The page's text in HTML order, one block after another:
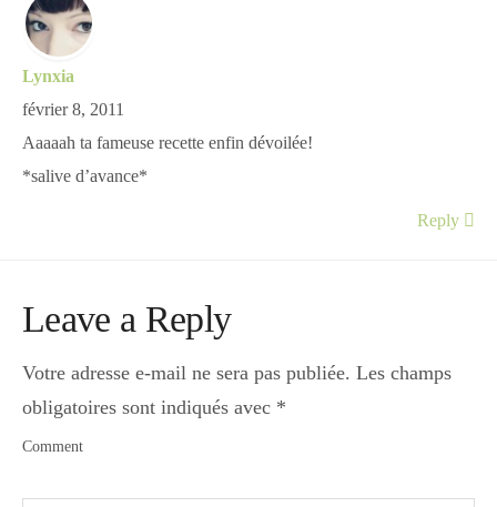
Lynxia
février 8, 2011
Aaaaah ta fameuse recette enfin dévoilée!
*salive d’avance*
Reply
Leave a Reply
Votre adresse e-mail ne sera pas publiée. Les champs
obligatoires sont indiqués avec *
Comment